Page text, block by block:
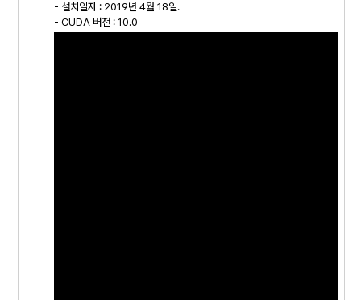
- 설치일자 : 2019년 4월 18일.
- CUDA 버전 : 10.0